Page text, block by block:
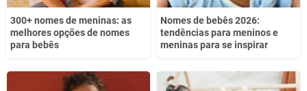
300+ nomes de meninas: as
melhores opções de nomes
para bebês
Nomes de bebês 2026:
tendências para meninos e
meninas para se inspirar